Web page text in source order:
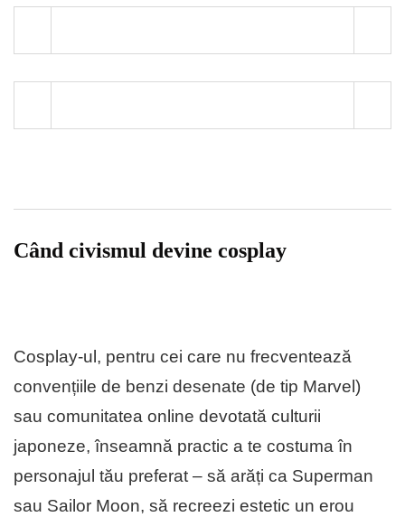
Când civismul devine cosplay
Cosplay-ul, pentru cei care nu frecventează
convențiile de benzi desenate (de tip Marvel)
sau comunitatea online devotată culturii
japoneze, înseamnă practic a te costuma în
personajul tău preferat – să arăți ca Superman
sau Sailor Moon, să recreezi estetic un erou